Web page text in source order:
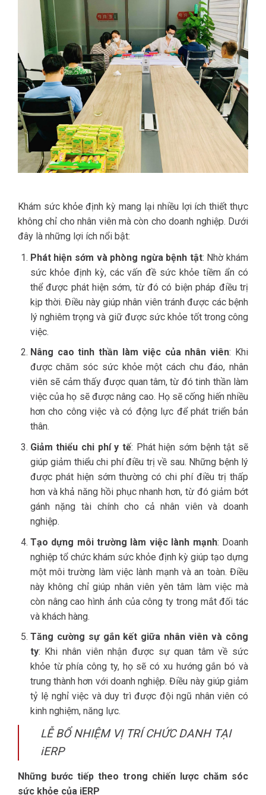
Khám sức khỏe định kỳ mang lại nhiều lợi ích thiết thực
không chỉ cho nhân viên mà còn cho doanh nghiệp. Dưới
đây là những lợi ích nổi bật:
Phát hiện sớm và phòng ngừa bệnh tật: Nhờ khám
sức khỏe định kỳ, các vấn đề sức khỏe tiềm ẩn có
thể được phát hiện sớm, từ đó có biện pháp điều trị
kịp thời. Điều này giúp nhân viên tránh được các bệnh
lý nghiêm trọng và giữ được sức khỏe tốt trong công
việc.
Nâng cao tinh thần làm việc của nhân viên: Khi
được chăm sóc sức khỏe một cách chu đáo, nhân
viên sẽ cảm thấy được quan tâm, từ đó tinh thần làm
việc của họ sẽ được nâng cao. Họ sẽ cống hiến nhiều
hơn cho công việc và có động lực để phát triển bản
thân.
Giảm thiểu chi phí y tế: Phát hiện sớm bệnh tật sẽ
giúp giảm thiểu chi phí điều trị về sau. Những bệnh lý
được phát hiện sớm thường có chi phí điều trị thấp
hơn và khả năng hồi phục nhanh hơn, từ đó giảm bớt
gánh nặng tài chính cho cả nhân viên và doanh
nghiệp.
Tạo dựng môi trường làm việc lành mạnh: Doanh
nghiệp tổ chức khám sức khỏe định kỳ giúp tạo dựng
một môi trường làm việc lành mạnh và an toàn. Điều
này không chỉ giúp nhân viên yên tâm làm việc mà
còn nâng cao hình ảnh của công ty trong mắt đối tác
và khách hàng.
Tăng cường sự gắn kết giữa nhân viên và công
ty: Khi nhân viên nhận được sự quan tâm về sức
khỏe từ phía công ty, họ sẽ có xu hướng gắn bó và
trung thành hơn với doanh nghiệp. Điều này giúp giảm
tỷ lệ nghỉ việc và duy trì được đội ngũ nhân viên có
kinh nghiệm, năng lực.
LỄ BỔ NHIỆM VỊ TRÍ CHỨC DANH TẠI
iERP
Những bước tiếp theo trong chiến lược chăm sóc
sức khỏe của iERP